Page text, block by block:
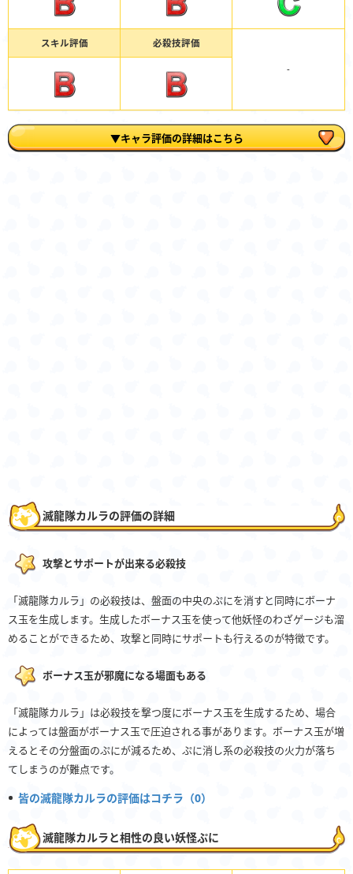
スキル評価 必殺技評価
-
▼キャラ評価の詳細はこちら
滅龍隊カルラの評価の詳細
攻撃とサポートが出来る必殺技
「滅龍隊カルラ」の必殺技は、盤面の中央のぷにを消すと同時にボーナ
ス玉を生成します。生成したボーナス玉を使って他妖怪のわざゲージも溜
めることができるため、攻撃と同時にサポートも行えるのが特徴です。
ボーナス玉が邪魔になる場面もある
「滅龍隊カルラ」は必殺技を撃つ度にボーナス玉を生成するため、場合
によっては盤面がボーナス玉で圧迫される事があります。ボーナス玉が増
えるとその分盤面のぷにが減るため、ぷに消し系の必殺技の火力が落ち
てしまうのが難点です。
皆の滅龍隊カルラの評価はコチラ（0）
滅龍隊カルラと相性の良い妖怪ぷに